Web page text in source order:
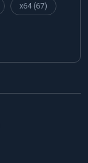
x64(67)